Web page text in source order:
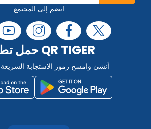
انضم إلى المجتمع
حمل تطبيق QR TIGER
أنشئ وامسح رموز الاستجابة السريعة